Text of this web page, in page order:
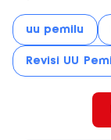
uu pemilu
Revisi UU